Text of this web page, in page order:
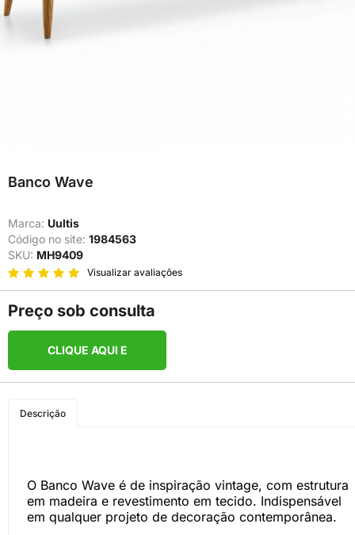
Banco Wave
Marca: Uultis
Código no site: 1984563
SKU: MH9409
Visualizar avaliações
Preço sob consulta
CLIQUE AQUI E
Descrição
O Banco Wave é de inspiração vintage, com estrutura
em madeira e revestimento em tecido. Indispensável
em qualquer projeto de decoração contemporânea.